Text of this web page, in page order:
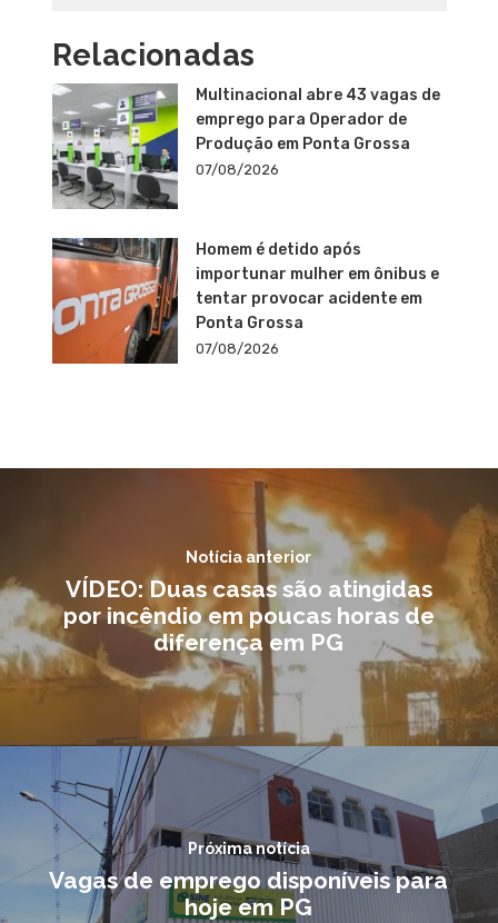
Relacionadas
Multinacional abre 43 vagas de
emprego para Operador de
Produção em Ponta Grossa
07/08/2026
Homem é detido após
importunar mulher em ônibus e
tentar provocar acidente em
Ponta Grossa
07/08/2026
Notícia anterior
VÍDEO: Duas casas são atingidas
por incêndio em poucas horas de
diferença em PG
Próxima notícia
Vagas de emprego disponíveis para
hoje em PG